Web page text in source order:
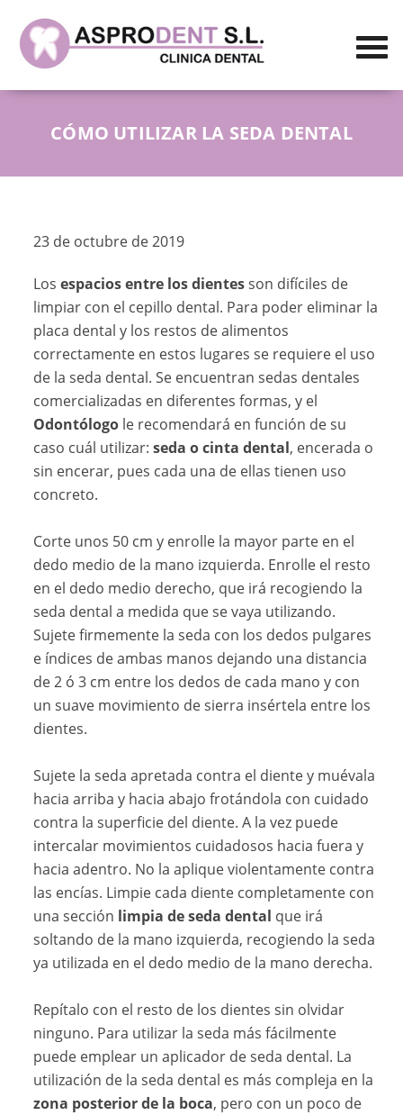
CÓMO UTILIZAR LA SEDA DENTAL
23 de octubre de 2019
Losespacios entre los dientesson difíciles de
limpiar con el cepillo dental. Para poder eliminar la
placa dental y los restos de alimentos
correctamente en estos lugares se requiere el uso
de la seda dental. Se encuentran sedas dentales
comercializadas en diferentes formas, y el
Odontólogo le recomendará en función de su
caso cuál utilizar:seda o cinta dental, encerada o
sin encerar, pues cada una de ellas tienen uso
concreto.
Corte unos 50 cm y enrolle la mayor parte en el
dedo medio de la mano izquierda. Enrolle el resto
en el dedo medio derecho, que irá recogiendo la
seda dental a medida que se vaya utilizando.
Sujete firmemente la seda con los dedos pulgares
e índices de ambas manos dejando una distancia
de 2 ó 3 cm entre los dedos de cada mano y con
un suave movimiento de sierra insértela entre los
dientes.
Sujete la seda apretada contra el diente y muévala
hacia arriba y hacia abajo frotándola con cuidado
contra la superficie del diente. A la vez puede
intercalar movimientos cuidadosos hacia fuera y
hacia adentro. No la aplique violentamente contra
las encías. Limpie cada diente completamente con
una sección limpia de seda dental que irá
soltando de la mano izquierda, recogiendo la seda
ya utilizada en el dedo medio de la mano derecha.
Repítalo con el resto de los dientes sin olvidar
ninguno. Para utilizar la seda más fácilmente
puede emplear un aplicador de seda dental. La
utilización de la seda dental es más compleja en la
zona posterior de la boca, pero con un poco de